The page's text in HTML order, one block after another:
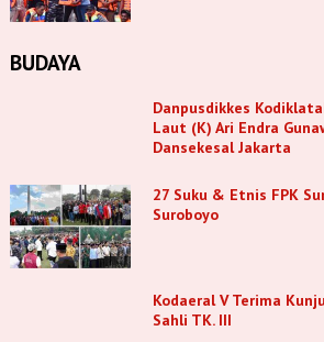
BUDAYA
Danpusdikkes
Laut (K) Ari Endra
Dansekesal Jakarta
27 Suku & Etnis FPK
Suroboyo
Kodaeral V Terima
Sahli TK. III